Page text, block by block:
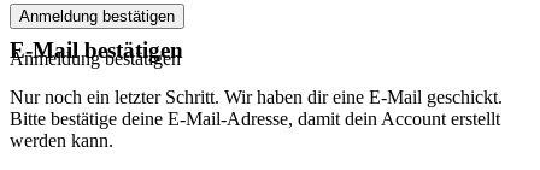
Anmeldung bestätigen
Anmeldung bestätigen
E-Mail bestätigen
Nur noch ein letzter Schritt. Wir haben dir eine E-Mail geschickt.
Bitte bestätige deine E-Mail-Adresse, damit dein Account erstellt
werden kann.